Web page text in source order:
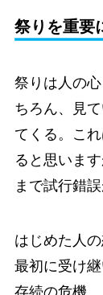
祭りを重要
祭りは人の
ちろん、見
てくる。こ
ると思いま
まで試行錯
はじめた人の
最初に受け継
存続の危機。